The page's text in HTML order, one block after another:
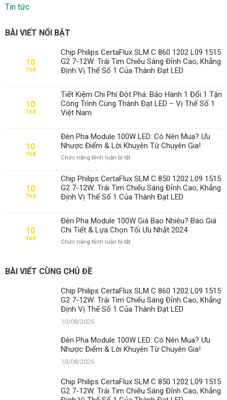
Tin tức
BÀI VIẾT NỔI BẬT
10
Th8
Chip Philips CertaFlux SLM C 860 1202 L09 1515
G2 7-12W: Trái Tim Chiếu Sáng Đỉnh Cao, Khẳng
Định Vị Thế Số 1 Của Thành Đạt LED
10
Th8
Tiết Kiệm Chi Phí Đột Phá: Bảo Hành 1 Đổi 1 Tận
Công Trình Cùng Thành Đạt LED – Vị Thế Số 1
Việt Nam
10
Th8
Đèn Pha Module 100W LED: Có Nên Mua? Ưu
Nhược Điểm & Lời Khuyên Từ Chuyên Gia!
Chức năng bình luận bị tắtở
Pha
Module
100W
LED:
Nên
Mua?
Ưu
Nhược
Từ
Chuyên
Gia!
10
Th8
Chip Philips CertaFlux SLM C 850 1202 L09 1515
G2 7-12W: Trái Tim Chiếu Sáng Đỉnh Cao, Khẳng
Định Vị Thế Số 1 Của Thành Đạt LED
10
Th8
Đèn Pha Module 100W Giá Bao Nhiêu? Báo Giá
Chi Tiết & Lựa Chọn Tối Ưu Nhất 2024
Chức năng bình luận bị tắtở
Bao
Nhiêu?
Báo
Tiết
&
Lựa
Ưu
Nhất
2024
BÀI VIẾT CÙNG CHỦ ĐỀ
Chip Philips CertaFlux SLM C 860 1202 L09 1515
G2 7-12W: Trái Tim Chiếu Sáng Đỉnh Cao, Khẳng
Định Vị Thế Số 1 Của Thành Đạt LED
10/08/2026
Đèn Pha Module 100W LED: Có Nên Mua? Ưu
Nhược Điểm & Lời Khuyên Từ Chuyên Gia!
10/08/2026
Chip Philips CertaFlux SLM C 850 1202 L09 1515
G2 7-12W: Trái Tim Chiếu Sáng Đỉnh Cao, Khẳng